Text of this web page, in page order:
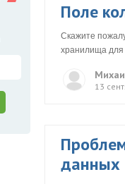
Поле
Скажите
хранилища
13
данных